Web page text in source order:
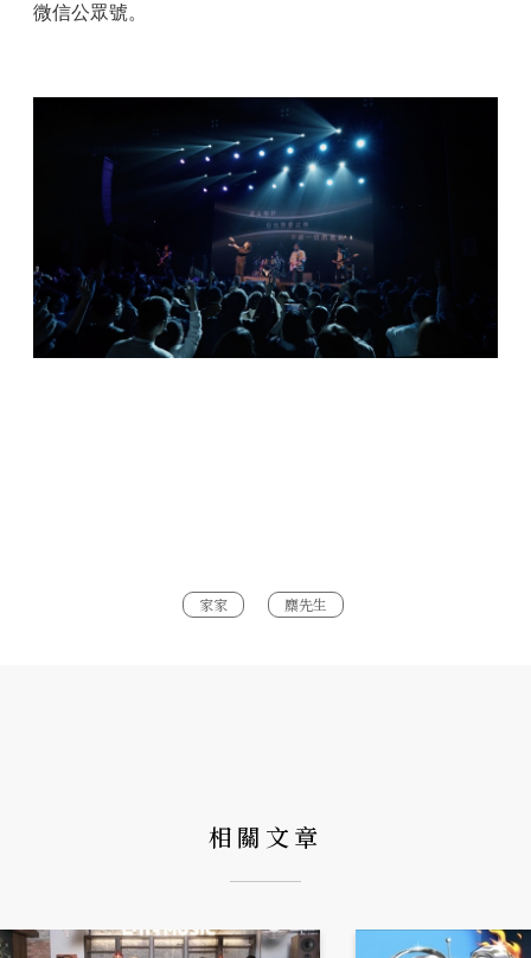
微信公眾號。
家家 麋先生
相關文章